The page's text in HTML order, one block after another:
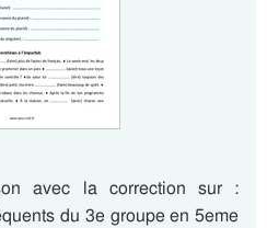
avec la correction sur :
du 3e groupe en 5eme